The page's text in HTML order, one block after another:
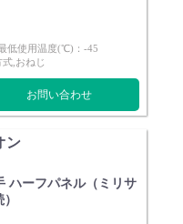
低使用温度(℃)：-45
,おねじ
お問い合わせ
ン
ハーフパネル（ミリサ